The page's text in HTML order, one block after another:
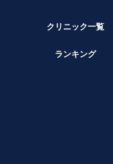
クリニック一覧
ランキング